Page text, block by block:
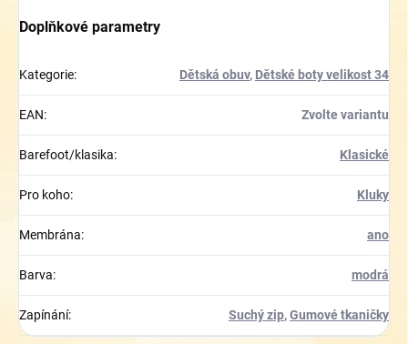
Doplňkové parametry
Kategorie: Dětská obuv, Dětské boty velikost 34
EAN: Zvolte variantu
Barefoot/klasika: Klasické
Pro koho: Kluky
Membrána: ano
Barva: modrá
Zapínání: Suchý zip,Gumové tkaničky